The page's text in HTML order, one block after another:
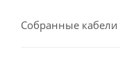
Собранные кабели